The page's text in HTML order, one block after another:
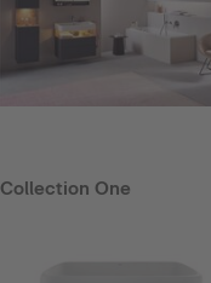
Collection One